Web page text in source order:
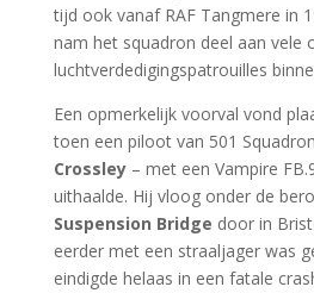
tijd ook vanaf RAF Tangmere in
nam het squadron deel aan vele
luchtverdedigingspatrouilles
Een opmerkelijk voorval vond
toen een piloot van 501
Crossley– met een Vampire
uithaalde. Hij vloog onder de
Suspension Bridge door in
eerder met een straaljager was
eindigde helaas in een fatale